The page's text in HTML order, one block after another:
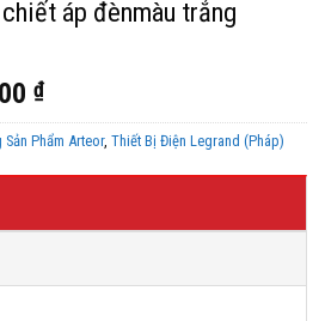
áp đènmàu trắng
₫.
₫Giá
hiện
tại
là:
Sản Phẩm Arteor, Thiết Bị Điện Legrand (Pháp)